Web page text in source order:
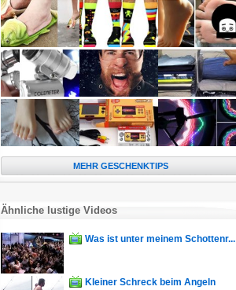
MEHR GESCHENKTIPS
Ähnliche lustige Videos
Was ist unter meinem Schottenr...
Kleiner Schreck beim Angeln